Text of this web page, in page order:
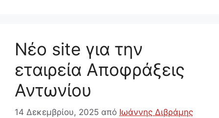
Νέο site για την
εταιρεία Αποφράξεις
Αντωνίου
14 Δεκεμβρίου, 2025 από Ιωάννης Διβράμης